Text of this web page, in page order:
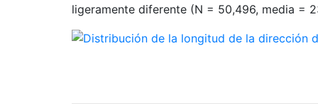
ligeramente diferente (N = 50,496, media =